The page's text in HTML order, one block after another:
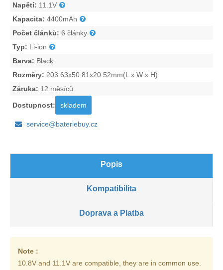
Napětí: 11.1V
Kapacita: 4400mAh
Počet článků: 6 články
Typ: Li-ion
Barva: Black
Rozměry: 203.63x50.81x20.52mm(L x W x H)
Záruka: 12 měsíců
Dostupnost: skladem
service@bateriebuy.cz
Popis
Kompatibilita
Doprava a Platba
Note :
10.8V and 11.1V are compatible, they are in common use.